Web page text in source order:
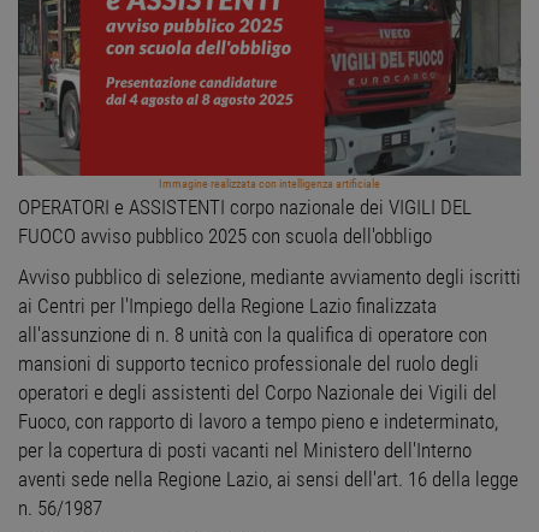
Immagine realizzata con intelligenza artificiale
OPERATORI e ASSISTENTI corpo nazionale dei VIGILI DEL
FUOCO avviso pubblico 2025 con scuola dell'obbligo
Avviso pubblico di selezione, mediante avviamento degli iscritti
ai Centri per l'Impiego della Regione Lazio finalizzata
all'assunzione di n. 8 unità con la qualifica di operatore con
mansioni di supporto tecnico professionale del ruolo degli
operatori e degli assistenti del Corpo Nazionale dei Vigili del
Fuoco, con rapporto di lavoro a tempo pieno e indeterminato,
per la copertura di posti vacanti nel Ministero dell'Interno
aventi sede nella Regione Lazio, ai sensi dell'art. 16 della legge
n. 56/1987